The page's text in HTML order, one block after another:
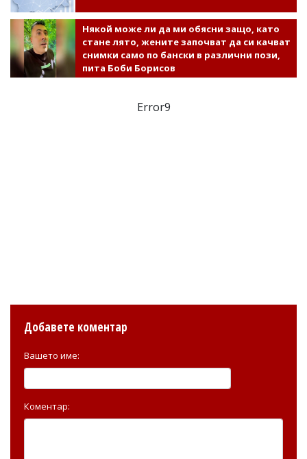
Някой може ли да ми обясни защо, като
стане лято, жените започват да си качват
снимки само по бански в различни пози,
пита Боби Борисов
Error9
Добавете коментар
Вашето име:
Коментар: